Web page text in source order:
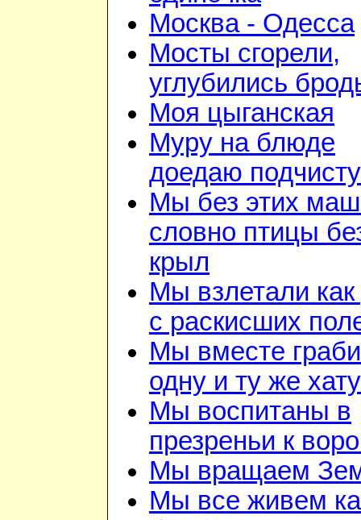
Москва - Одесса
Мосты сгорели,
углубились
Моя цыганская
Муру на блюде
доедаю
Мы без этих
словно птицы
крыл
Мы взлетали как
с раскисших
Мы вместе
одну и ту же хату
Мы воспитаны в
презреньи к
Мы вращаем
Мы все живем